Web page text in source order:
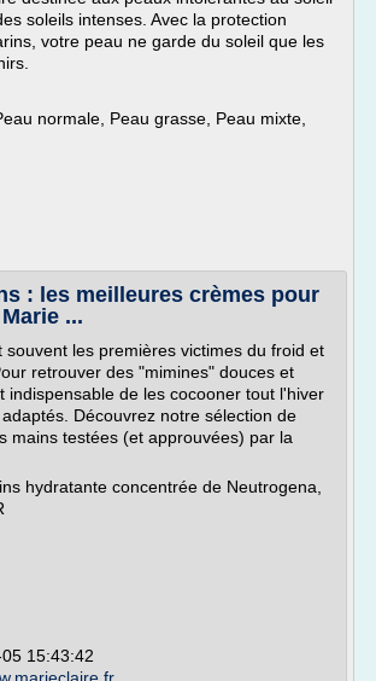
soleils intenses. Avec la protection
votre peau ne garde du soleil que les
normale, Peau grasse, Peau mixte,
: les meilleures crèmes pour
...
souvent les premières victimes du froid et
retrouver des "mimines" douces et
indispensable de les cocooner tout l'hiver
Découvrez notre sélection de
mains testées (et approuvées) par la
hydratante concentrée de Neutrogena,
15:43:42